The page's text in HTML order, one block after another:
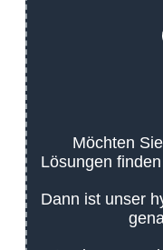
Möchten
Lösungen
Dann ist unser